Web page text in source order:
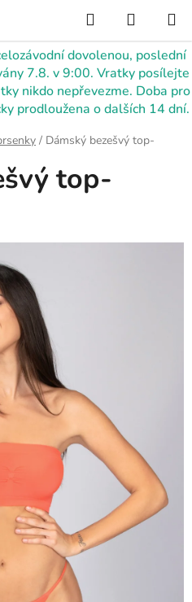
dovolenou, poslední
7.8. v 9:00. Vratky posílejte
nikdo nepřevezme. Doba pro
prodloužena o dalších 14 dní.
Hledat
KOŠÍK
/ Dámský bezešvý top-
top-